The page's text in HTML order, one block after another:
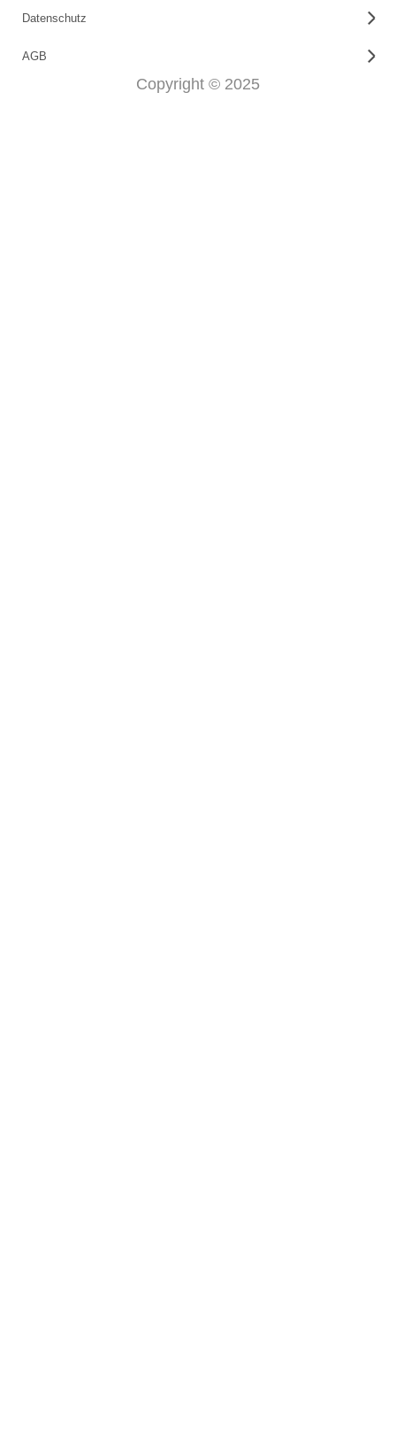
Datenschutz
AGB
Copyright © 2025